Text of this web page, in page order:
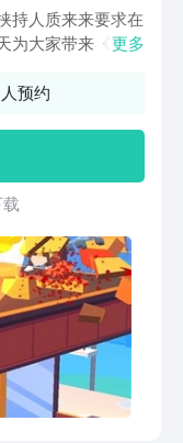
持人质来来要求在
为大家带来《空中
秘密训练的精英
下载空中特工
更多
预约